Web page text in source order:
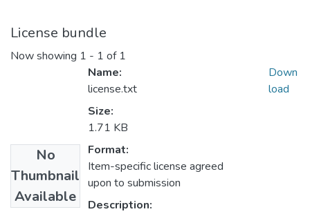
License bundle
Now showing 1 - 1 of 1
No
Thumbnail
Available
Name:
license.txt
Size:
1.71 KB
Format:
Item-specific license agreed
upon to submission
Description:
Down
load